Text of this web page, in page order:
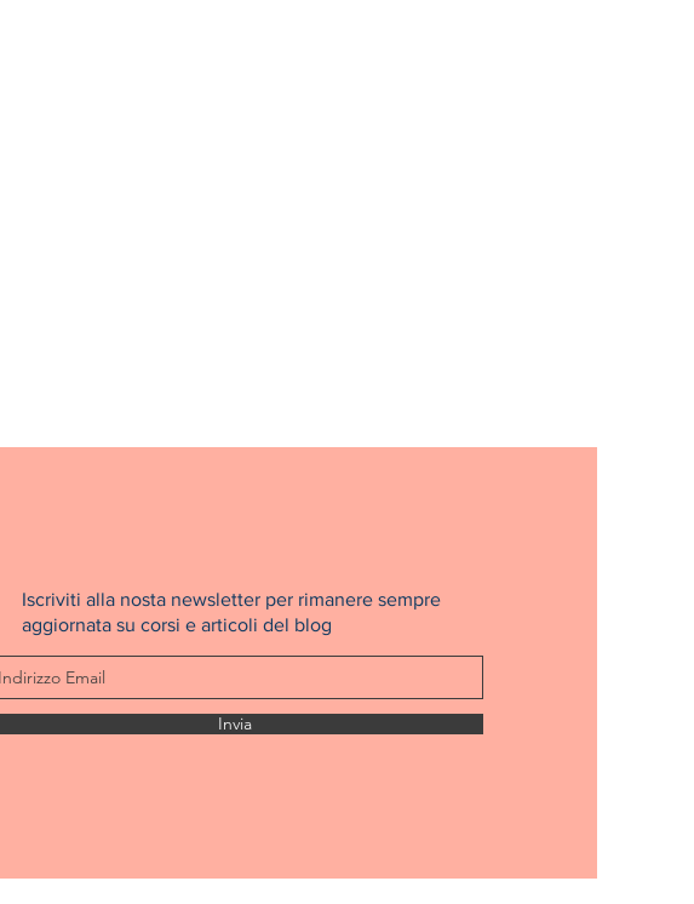
Iscriviti alla nosta newsletter per rimanere sempre
aggiornata su corsi e articoli del blog
Invia